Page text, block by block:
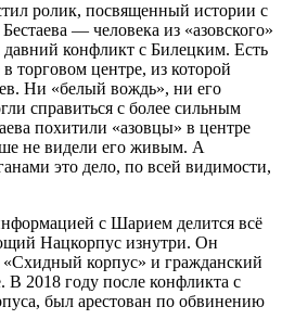
ролик, посвященный истории с
— человека из «азовского»
конфликт с Билецким. Есть
торговом центре, из которой
Ни «белый вождь», ни его
справиться с более сильным
похитили «азовцы» в центре
не видели его живым. А
это дело, по всей видимости,
с Шарием делится всё
Нацкорпус изнутри. Он
«Схидный корпус» и гражданский
В 2018 году после конфликта с
был арестован по обвинению